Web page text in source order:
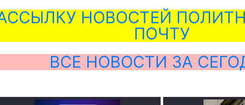
НОВОСТЕЙ
ПОЧТУ
ВСЕ НОВОСТИ ЗА